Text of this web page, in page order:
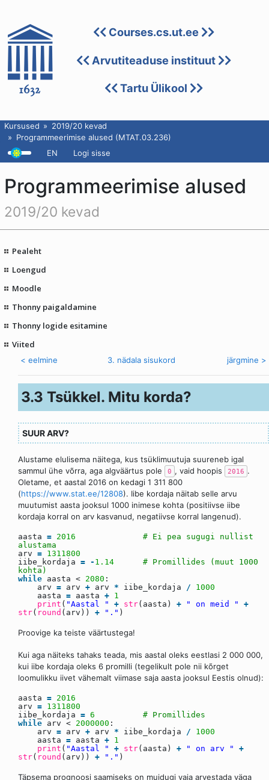
Courses.cs.ut.ee
Arvutiteaduse instituut
Tartu Ülikool
Kursused
2019/20 kevad
Programmeerimise alused (MTAT.03.236)
EN
Logi sisse
Programmeerimise alused
2019/20 kevad
Pealeht
Loengud
Moodle
Thonny paigaldamine
Thonny logide esitamine
Viited
< eelmine 3. nädala sisukord järgmine >
3.3 Tsükkel. Mitu korda?
SUUR ARV?
Alustame elulisema näitega, kus tsüklimuutuja suureneb igal
sammul ühe võrra, aga algväärtus pole
0 , vaid hoopis 2016 .
Oletame, et aastal 2016 on kedagi 1 311 800
(https://www.stat.ee/12808). Iibe kordaja näitab selle arvu
muutumist aasta jooksul 1000 inimese kohta (positiivse iibe
kordaja korral on arv kasvanud, negatiivse korral langenud).
aasta = 2016
# Ei pea sugugi nullist
alustama
arv = 1311800
iibe_kordaja = - 1.14
# Promillides (muut 1000
kohta)
while aasta < 2080 :
arv = arv + arv * iibe_kordaja /
1000
aasta = aasta + 1
print ( "Aastal " + str(aasta) + " on meid "
+
str( round (arv)) + "." )
Proovige ka teiste väärtustega!
Kui aga näiteks tahaks teada, mis aastal oleks eestlasi 2 000 000,
kui iibe kordaja oleks 6 promilli (tegelikult pole nii kõrget
loomulikku iivet vähemalt viimase saja aasta jooksul Eestis olnud):
aasta = 2016
arv = 1311800
iibe_kordaja = 6
# Promillides
while arv < 2000000 :
arv = arv + arv * iibe_kordaja /
1000
aasta = aasta + 1
print ( "Aastal " + str(aasta) + " on arv "
+
str( round (arv)) + "." )
Täpsema prognoosi saamiseks on muidugi vaja arvestada väga